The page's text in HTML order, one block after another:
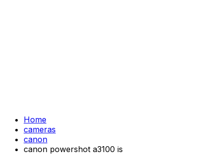
Home
cameras
canon
canon powershot a3100 is